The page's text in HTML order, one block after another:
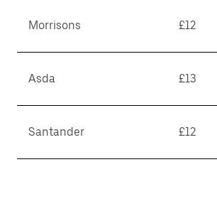
Morrisons £12
Asda £13
Santander £12